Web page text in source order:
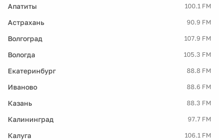
Апатиты 100.1 FM
Астрахань 90.9 FM
Волгоград 107.9 FM
Вологда 105.3 FM
Екатеринбург 88.8 FM
Иваново 88.6 FM
Казань 88.3 FM
Калининград 97.7 FM
Калуга 106.1 FM